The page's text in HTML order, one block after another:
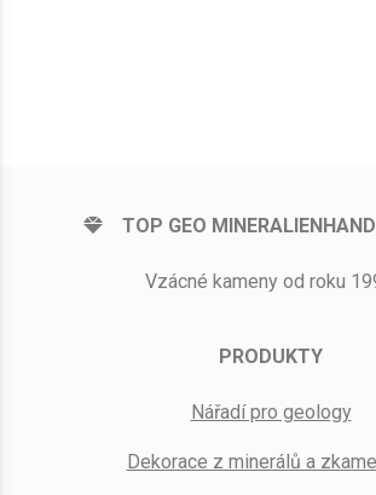
TOP GEO
Vzácné kameny od roku
PRODUKTY
Nářadí pro geology
Dekorace z minerálů a